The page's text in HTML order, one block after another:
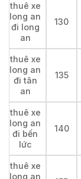
thuê xe
long an
đi long
an
130
thuê xe
long an
đi tân
an
135
thuê xe
long an
đi bến
lức
140
thuê xe
long an